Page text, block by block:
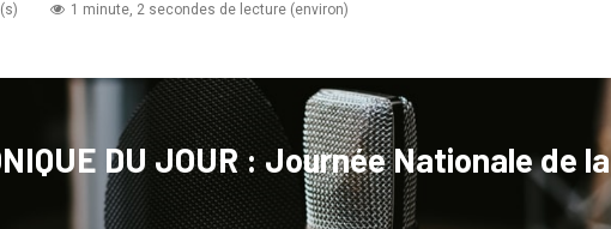
1 minute, 2 secondes de lecture (environ)
DU JOUR : Journée Nationale de la